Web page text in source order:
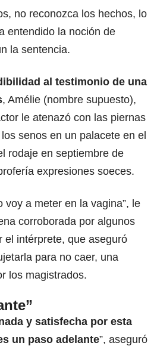
no reconozca los hechos, lo
entendido la noción de
la sentencia.
al testimonio de una
, Amélie (nombre supuesto),
le atenazó con las piernas
senos en un palacete en el
rodaje en septiembre de
expresiones soeces.
voy a meter en la vagina”, le
corroborada por algunos
el intérprete, que aseguró
para no caer, una
los magistrados.
y satisfecha por esta
un paso adelante”, aseguró